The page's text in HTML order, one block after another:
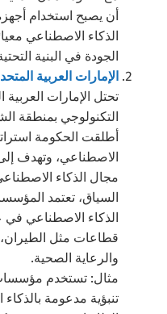
أن يصبح استخدام
الذكاء الاصطناعي
الجودة في البنية
الإمارات العربية
تحتل الإمارات العربية
التكنولوجي بمنطقة
أطلقت الحكومة
الاصطناعي، وتهدف
السياق، تعتمد
الذكاء الاصطناعي في
قطاعات مثل الطيران،
والرعاية الصحية.
مثال: تستخدم مؤسسات
تنبؤية مدعومة
العربية